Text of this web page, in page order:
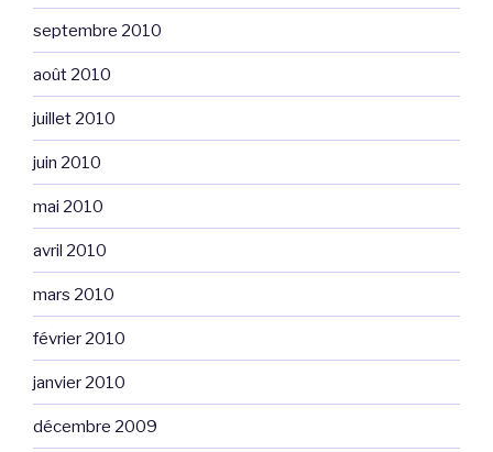
septembre 2010
août 2010
juillet 2010
juin 2010
mai 2010
avril 2010
mars 2010
février 2010
janvier 2010
décembre 2009